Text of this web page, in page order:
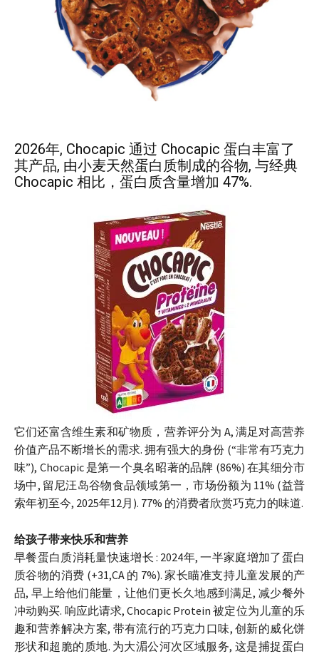
2026年, Chocapic 通过 Chocapic 蛋白丰富了
其产品, 由小麦天然蛋白质制成的谷物, 与经典
Chocapic 相比，蛋白质含量增加 47%.
它们还富含维生素和矿物质，营养评分为 A, 满足对高营养
价值产品不断增长的需求. 拥有强大的身份 (“非常有巧克力
味”), Chocapic 是第一个臭名昭著的品牌 (86%) 在其细分市
场中, 留尼汪岛谷物食品领域第一，市场份额为 11% (益普
索年初至今, 2025年12月). 77% 的消费者欣赏巧克力的味道.
给孩子带来快乐和营养
早餐蛋白质消耗量快速增长 : 2024年, 一半家庭增加了蛋白
质谷物的消费 (+31,CA 的 7%). 家长瞄准支持儿童发展的产
品, 早上给他们能量，让他们更长久地感到满足, 减少餐外
冲动购买. 响应此请求, Chocapic Protein 被定位为儿童的乐
趣和营养解决方案, 带有流行的巧克力口味, 创新的威化饼
形状和超脆的质地. 为大湄公河次区域服务, 这是捕捉蛋白